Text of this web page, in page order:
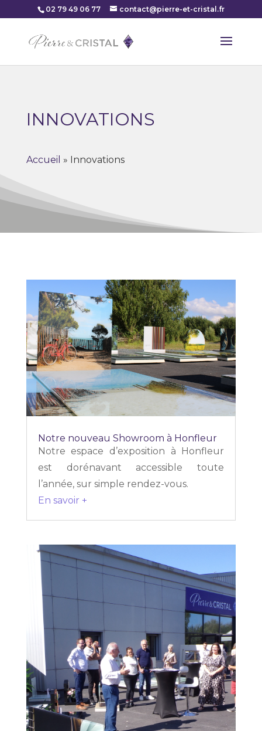
02 79 49 06 77 contact@pierre-et-cristal.fr
INNOVATIONS
Accueil » Innovations
Notre nouveau Showroom à Honfleur
Notre espace d’exposition à Honfleur
est dorénavant accessible toute
l’année, sur simple rendez-vous.
En savoir +